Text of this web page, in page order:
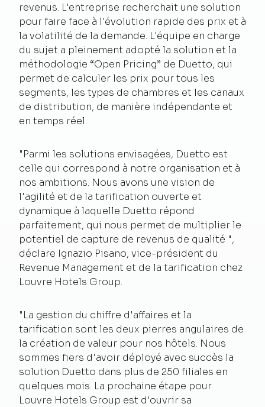
revenus. L'entreprise recherchait une solution
pour faire face à l'évolution rapide des prix et à
la volatilité de la demande. L'équipe en charge
du sujet a pleinement adopté la solution et la
méthodologie “Open Pricing” de Duetto, qui
permet de calculer les prix pour tous les
segments, les types de chambres et les canaux
de distribution, de manière indépendante et
en temps réel.
"Parmi les solutions envisagées, Duetto est
celle qui correspond à notre organisation et à
nos ambitions. Nous avons une vision de
l'agilité et de la tarification ouverte et
dynamique à laquelle Duetto répond
parfaitement, qui nous permet de multiplier le
potentiel de capture de revenus de qualité ",
déclare Ignazio Pisano, vice-président du
Revenue Management et de la tarification chez
Louvre Hotels Group.
"La gestion du chiffre d'affaires et la
tarification sont les deux pierres angulaires de
la création de valeur pour nos hôtels. Nous
sommes fiers d'avoir déployé avec succès la
solution Duetto dans plus de 250 filiales en
quelques mois. La prochaine étape pour
Louvre Hotels Group est d'ouvrir sa